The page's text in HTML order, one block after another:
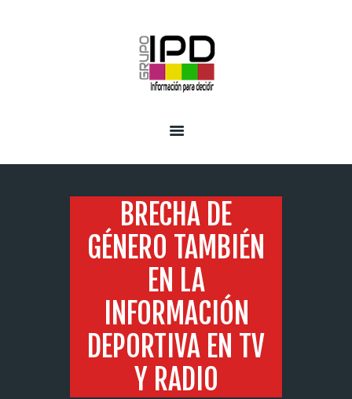
BRECHA DE
GÉNERO TAMBIÉN
EN LA
INFORMACIÓN
DEPORTIVA EN TV
Y RADIO